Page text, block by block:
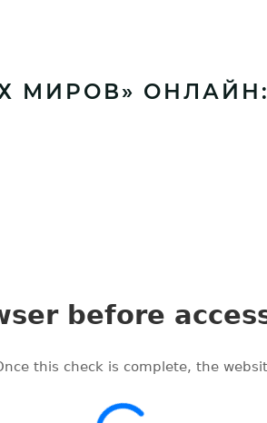
МИРОВ» ОНЛАЙН: